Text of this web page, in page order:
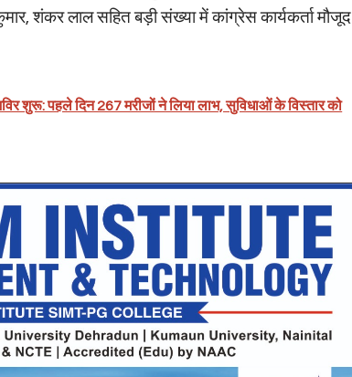
शंकर लाल सहित बड़ी संख्या में कांग्रेस कार्यकर्ता मौजूद
शुरू: पहले दिन 267 मरीजों ने लिया लाभ, सुविधाओं के विस्तार को